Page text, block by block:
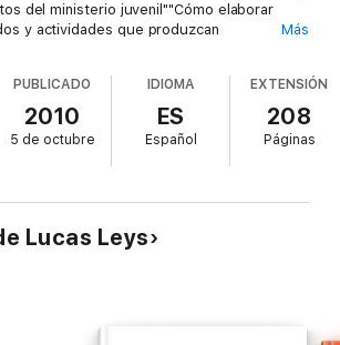
del ministerio juvenil""Cómo elaborar
y actividades que produzcan
hacer contact con la cultura que
Más
PUBLICADO
2010
5 de octubre
IDIOMA
ES
Español
EXTENSIÓN
208
Páginas
Lucas Leys